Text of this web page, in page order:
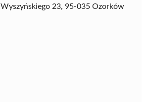
Wyszyńskiego 23, 95-035 Ozorków